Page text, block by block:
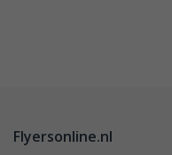
Flyersonline.nl